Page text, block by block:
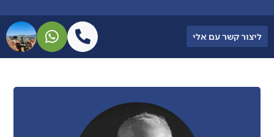
ליצור קשר עם אלי